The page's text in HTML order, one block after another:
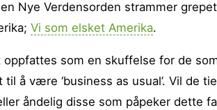
Nye Verdensorden strammer
Vi som elsket Amerika.
oppfattes som en skuffelse for de
å være ‘business as usual’. Vil de
åndelig disse som påpeker dette